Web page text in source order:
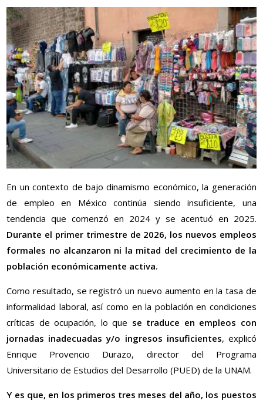
En un contexto de bajo dinamismo económico, la generación
de empleo en México continúa siendo insuficiente, una
tendencia que comenzó en 2024 y se acentuó en 2025.
Durante el primer trimestre de 2026, los nuevos empleos
formales no alcanzaron ni la mitad del crecimiento de la
población económicamente activa.
Como resultado, se registró un nuevo aumento en la tasa de
informalidad laboral, así como en la población en condiciones
críticas de ocupación, lo que se traduce en empleos con
jornadas inadecuadas y/o ingresos insuficientes, explicó
Enrique Provencio Durazo, director del Programa
Universitario de Estudios del Desarrollo (PUED) de la UNAM.
Y es que, en los primeros tres meses del año, los puestos